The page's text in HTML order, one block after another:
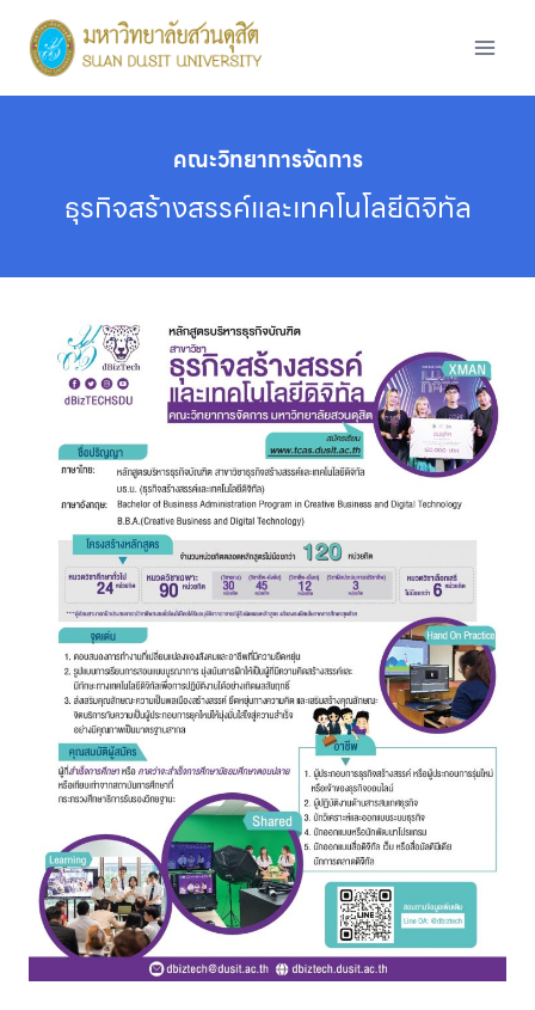
content
คณะวิทยาการจัดการ
ธุรกิจสร้างสรรค์และเทคโนโลยีดิจิทัล